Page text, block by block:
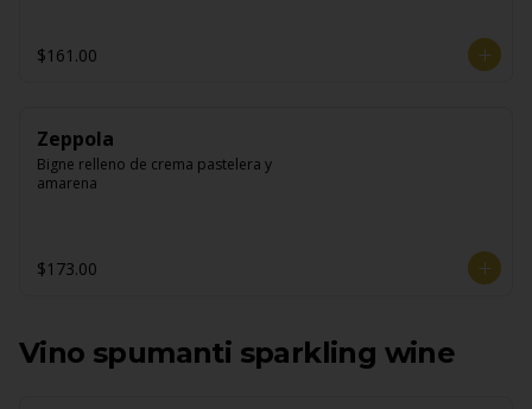
$161.00
Zeppola
Bigne relleno de crema pastelera y
amarena
$173.00
Vino spumanti sparkling wine